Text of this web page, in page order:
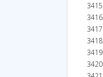
3415
3416
3417
3418
3419
3420